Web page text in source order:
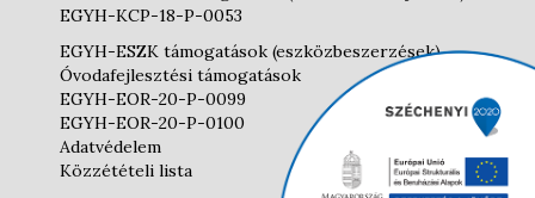
EGYH-KCP-18-P-0053
EGYH-ESZK támogatások (eszközbeszerzések)
Óvodafejlesztési támogatások
EGYH-EOR-20-P-0099
EGYH-EOR-20-P-0100
Adatvédelem
Közzétételi lista